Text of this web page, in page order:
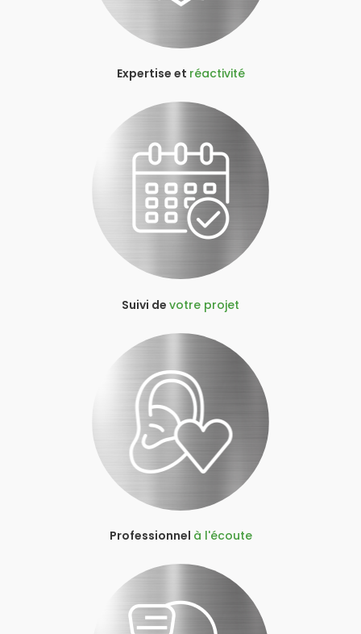
Expertise et réactivité
Suivi de votre projet
Professionnel à l'écoute